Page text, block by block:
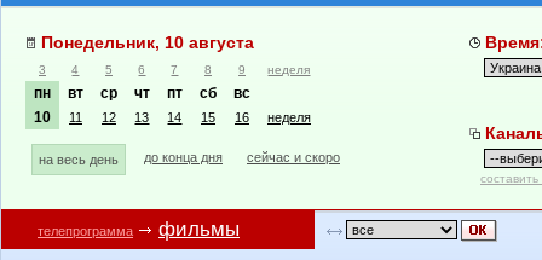
Понедельник, 10 августа
3 4 5 6 7 8 9 неделя
пн вт ср чт пт сб
вс
10
11 12 13 14 15 16 неделя
на весь день до конца дня сейчас и скоро
телепрограмма фильмы